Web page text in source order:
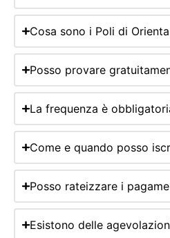
Cosa sono i Poli di
Posso provare
La frequenza è
Come e quando posso
Posso rateizzare i
Esistono delle